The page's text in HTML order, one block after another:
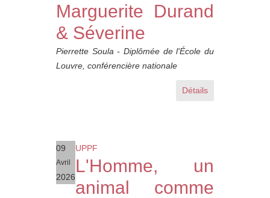
Marguerite Durand
& Séverine
Pierrette Soula - Diplômée de l'École du
Louvre, conférencière nationale
Détails
09
Avril
2026
UPPF
L'Homme, un
animal comme